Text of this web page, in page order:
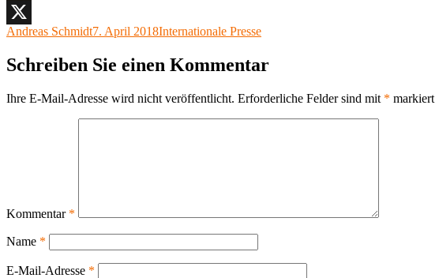
Facebook
X
Autor
Andreas SchmidtVeröffentlicht
7. April 2018Kategorien
Internationale Presse
Schreiben Sie einen Kommentar
Ihre E-Mail-Adresse wird nicht veröffentlicht. Erforderliche Felder sind mit * markiert
Kommentar *
Name *
E-Mail-Adresse *